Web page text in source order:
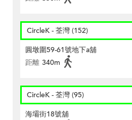
CircleK - 荃灣 (152)
圓墩圍59-61號地下a舖
距離 340m
CircleK - 荃灣 (95)
海壩街18號舖